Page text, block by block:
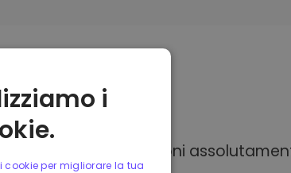
pagamento
diverse opzioni
i
cookie per migliorare la tua